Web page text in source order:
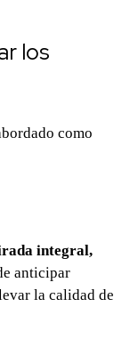
los
como
integral,
anticipar
la calidad de